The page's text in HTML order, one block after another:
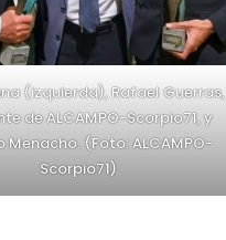
(izquierda), Rafael Guerras,
de ALCAMPO-Scorpio71, y
Menacho. (Foto: ALCAMPO-
Scorpio71)